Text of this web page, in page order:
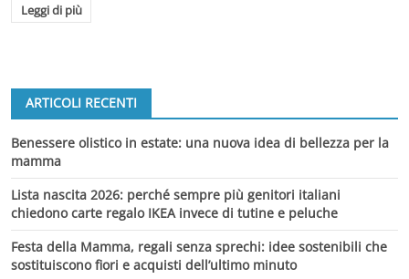
Leggi di più
ARTICOLI RECENTI
Benessere olistico in estate: una nuova idea di bellezza per la
mamma
Lista nascita 2026: perché sempre più genitori italiani
chiedono carte regalo IKEA invece di tutine e peluche
Festa della Mamma, regali senza sprechi: idee sostenibili che
sostituiscono fiori e acquisti dell’ultimo minuto